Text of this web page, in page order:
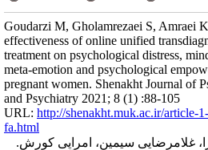
Goudarzi M, Gholamrezaei S, Amraei
effectiveness of online unified
treatment on psychological distress,
meta-emotion and psychological
pregnant women. Shenakht Journal of
and Psychiatry 2021; 8 (1) :88-105
URL: http://shenakht.muk.ac.ir/article-
fa.html
غلامرضایی سیمین، امرایی کورش.